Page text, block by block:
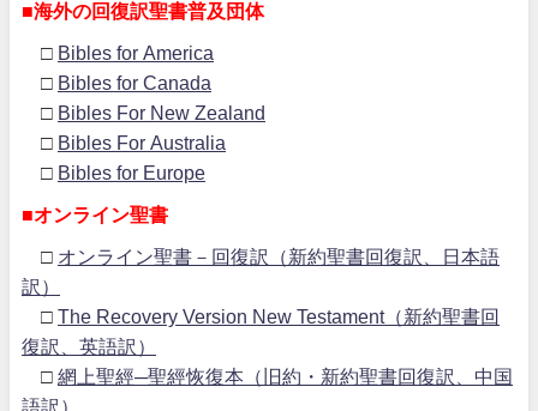
■海外の回復訳聖書普及団体
□ Bibles for America
□ Bibles for Canada
□ Bibles For New Zealand
□ Bibles For Australia
□ Bibles for Europe
■オンライン聖書
□ オンライン聖書－回復訳（新約聖書回復訳、日本語
訳）
□ The Recovery Version New Testament（新約聖書回
復訳、英語訳）
□ 網上聖經─聖經恢復本（旧約・新約聖書回復訳、中国
語訳）